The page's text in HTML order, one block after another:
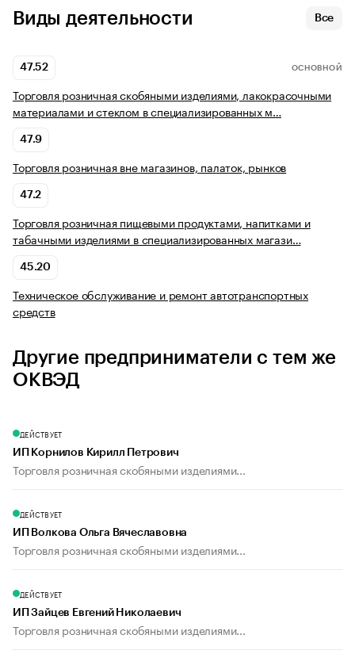
Виды деятельности Все
47.52 ОСНОВНОЙ
Торговля розничная скобяными изделиями, лакокрасочными
материалами и стеклом в специализированных м…
47.9
Торговля розничная вне магазинов, палаток, рынков
47.2
Торговля розничная пищевыми продуктами, напитками и
табачными изделиями в специализированных магази…
45.20
Техническое обслуживание и ремонт автотранспортных
средств
Другие предприниматели с тем же
ОКВЭД
ДЕЙСТВУЕТ
ИП Корнилов Кирилл Петрович
Торговля розничная скобяными изделиями...
ДЕЙСТВУЕТ
ИП Волкова Ольга Вячеславовна
Торговля розничная скобяными изделиями...
ДЕЙСТВУЕТ
ИП Зайцев Евгений Николаевич
Торговля розничная скобяными изделиями...